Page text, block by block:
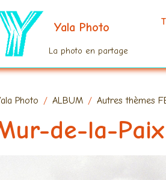
Yala Photo
La photo en partage
Photo ALBUM Autres thèmes
de-la-Paix